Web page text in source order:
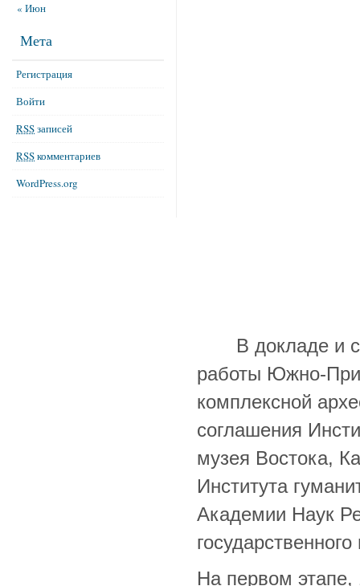
В докладе и
работы Южно-
комплексной
соглашения
музея Востока,
Института
Академии Наук
На первом этапе,
« Июн
Мета
Регистрация
Войти
RSSзаписей
RSSкомментариев
WordPress.org